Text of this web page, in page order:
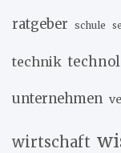
ratgeber schule
technik
unternehmen
wirtschaft